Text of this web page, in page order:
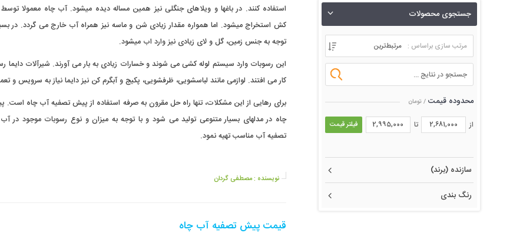
استفاده کنند. در باغها و ویلاهای جنگلی نیز همین مساله دیده میشود. آب چاه معمولا
کش استخراج میشود. اما همواره مقدار زیادی شن و ماسه نیز همراه آب خارج می گردد. در
توجه به جنس زمین، گل و لای زیادی نیز وارد اب میشود.
این رسوبات وارد سیستم لوله کشی می شوند و خسارات زیادی به بار می آورند. شیرآلات دایما
کار می افتند. لوازمی مانند لباسشویی، ظرفشویی، پکیج و آبگرم کن نیز دایما نیاز به سرویس و
برای رهایی از این مشکلات، تنها راه حل مقرون به صرفه استفاده از پیش تصفیه آب چاه
چاه در مدلهای بسیار متنوعی تولید می شود و با توجه به میزان و نوع رسوبات موجود در
تصفیه آب مناسب تهیه نمود.
نویسنده :مصطفی گردان
قیمت پیش تصفیه آب چاه
جستجوی محصولات
مرتب سازی براساس : مرتبط‌ترین
محدوده قیمت / تومان
از تا فیلتر قیمت
سازنده (برند)
رنگ بندی